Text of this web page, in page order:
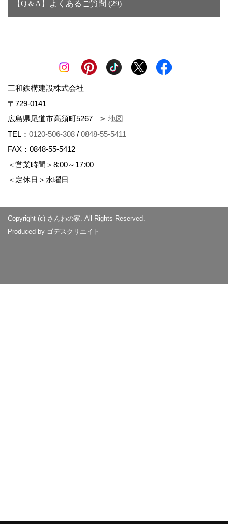
【Q＆A】よくあるご質問 (29)
三和鉄構建設株式会社
〒729-0141
広島県尾道市高須町5267
地図
TEL： 0120-506-308 / 0848-55-5411
FAX：0848-55-5412
＜営業時間＞8:00～17:00
＜定休日＞水曜日
Copyright (c) さんわの家. All Rights Reserved.
Produced by ゴデスクリエイト